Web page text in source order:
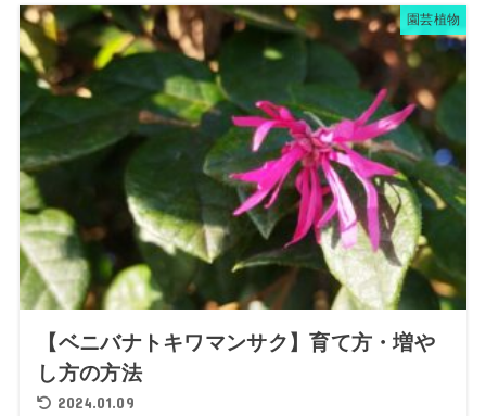
園芸植物
【ベニバナトキワマンサク】育て方・増や
し方の方法
2024.01.09